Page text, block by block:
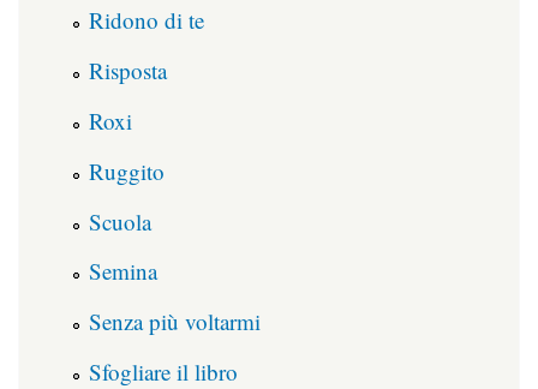
Ridono di te
Risposta
Roxi
Ruggito
Scuola
Semina
Senza più voltarmi
Sfogliare il libro